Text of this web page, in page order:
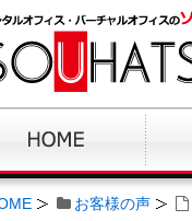
お客様の声